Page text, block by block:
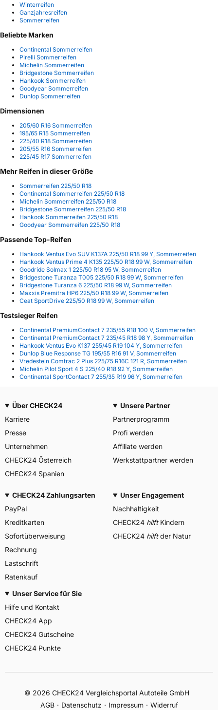
Winterreifen
Ganzjahresreifen
Sommerreifen
Beliebte Marken
Continental Sommerreifen
Pirelli Sommerreifen
Michelin Sommerreifen
Bridgestone Sommerreifen
Hankook Sommerreifen
Goodyear Sommerreifen
Dunlop Sommerreifen
Dimensionen
205/60 R16 Sommerreifen
195/65 R15 Sommerreifen
225/40 R18 Sommerreifen
205/55 R16 Sommerreifen
225/45 R17 Sommerreifen
Mehr Reifen in dieser Größe
Sommerreifen 225/50 R18
Continental Sommerreifen 225/50 R18
Michelin Sommerreifen 225/50 R18
Bridgestone Sommerreifen 225/50 R18
Hankook Sommerreifen 225/50 R18
Goodyear Sommerreifen 225/50 R18
Passende Top-Reifen
Hankook Ventus Evo SUV K137A 225/50 R18 99 Y, Sommerreifen
Hankook Ventus Prime 4 K135 225/50 R18 99 W, Sommerreifen
Goodride Solmax 1 225/50 R18 95 W, Sommerreifen
Bridgestone Turanza T005 225/50 R18 99 W, Sommerreifen
Bridgestone Turanza 6 225/50 R18 99 W, Sommerreifen
Maxxis Premitra HP6 225/50 R18 99 W, Sommerreifen
Ceat SportDrive 225/50 R18 99 W, Sommerreifen
Testsieger Reifen
Continental PremiumContact 7 235/55 R18 100 V, Sommerreifen
Continental PremiumContact 7 235/45 R18 98 Y, Sommerreifen
Hankook Ventus Evo K137 255/45 R19 104 Y, Sommerreifen
Dunlop Blue Response TG 195/55 R16 91 V, Sommerreifen
Vredestein Comtrac 2 Plus 225/75 R16C 121 R, Sommerreifen
Michelin Pilot Sport 4 S 225/40 R18 92 Y, Sommerreifen
Continental SportContact 7 255/35 R19 96 Y, Sommerreifen
Über CHECK24
Karriere
Presse
Unternehmen
CHECK24 Österreich
CHECK24 Spanien
Unsere Partner
Partnerprogramm
Profi werden
Affiliate werden
Werkstattpartner werden
CHECK24 Zahlungsarten
PayPal
Kreditkarten
Sofortüberweisung
Rechnung
Lastschrift
Ratenkauf
Unser Engagement
Nachhaltigkeit
CHECK24 hilftKindern
CHECK24 hilftder Natur
Unser Service für Sie
Hilfe und Kontakt
CHECK24 App
CHECK24 Gutscheine
CHECK24 Punkte
© 2026 CHECK24 Vergleichsportal Autoteile GmbH
AGB
Datenschutz Impressum Widerruf